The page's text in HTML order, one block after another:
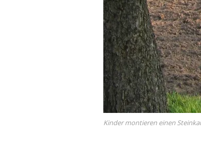
Kinder montieren einen